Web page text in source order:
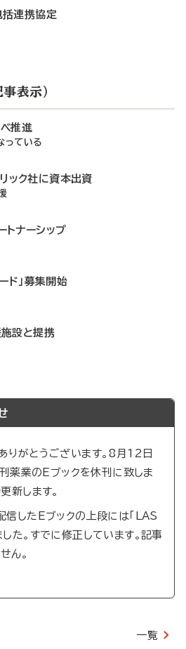
括連携協定
表示）
推進
っている
ック社に資本出資
トナーシップ
ド」募集開始
施設と提携
りがとうございます。8月12日
刊薬業のEブックを休刊に致しま
新します。
したEブックの上段には「LAS
た。すでに修正しています。記事
ん。
一覧